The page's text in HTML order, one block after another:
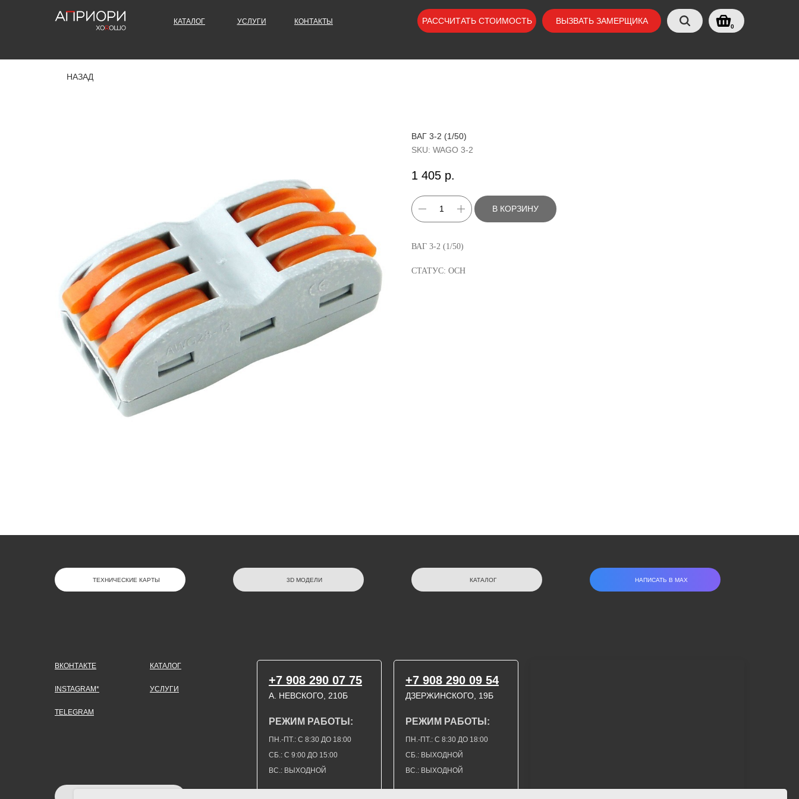
КОНТАКТЫ
УСЛУГИ
КАТАЛОГ ВЫЗВАТЬ ЗАМЕРЩИКА
РАССЧИТАТЬ СТОИМОСТЬ
0
НАЗАД
ВАГ 3-2 (1/50)
SKU: WAGO 3-2
1 405 р.
В КОРЗИНУ
ВАГ 3-2 (1/50)
СТАТУС: ОСН
НАПИСАТЬ В МАХ
КАТАЛОГ
3D МОДЕЛИ
ТЕХНИЧЕСКИЕ КАРТЫ
TELEGRAM
INSTAGRAM*
ВКОНТАКТЕ
ДЗЕРЖИНСКОГО, 19Б
ВС.: ВЫХОДНОЙ
СБ.: С 9:00 ДО 15:00
ПН.-ПТ.: С 8:30 ДО 18:00
А. НЕВСКОГО, 210Б
УСЛУГИ
+7 908 290 09 54
РЕЖИМ РАБОТЫ:
ВС.: ВЫХОДНОЙ
СБ.: ВЫХОДНОЙ
ПН.-ПТ.: С 8:30 ДО 18:00
РЕЖИМ РАБОТЫ:
+7 908 290 07 75
КАТАЛОГ